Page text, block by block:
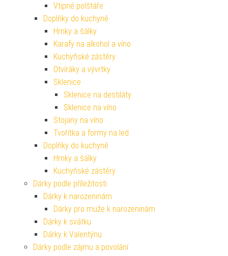
Vtipné polštáře
Doplňky do kuchyně
Hrnky a šálky
Karafy na alkohol a víno
Kuchyňské zástěry
Otvíráky a vývrtky
Sklenice
Sklenice na destiláty
Sklenice na víno
Stojany na víno
Tvořítka a formy na led
Doplňky do kuchyně
Hrnky a šálky
Kuchyňské zástěry
Dárky podle příležitosti
Dárky k narozeninám
Dárky pro muže k narozeninám
Dárky k svátku
Dárky k Valentýnu
Dárky podle zájmu a povolání